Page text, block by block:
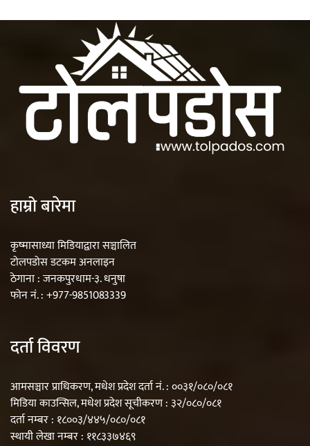
हाम्रो बारेमा
कृष्मासाध्या मिडियाद्वारा सञ्चालित
टोलपडोस डटकम अनलाइन
ठेगाना : जनकपुरधाम-३. धनुषा
फोन नं. : +977-9851083339
दर्ता विवरण
आमसञ्चार प्राधिकरण, मधेश प्रदेश दर्ता नं. : ००३१/०८०/०८१
मिडिया काउन्सिल, मधेश प्रदेश सूचीकरण : ३२/०८०/०८१
दर्ता नम्बर : १८००३/४४५/०८०/०८१
स्थायी लेखा नम्बर : ११८३३७४६९